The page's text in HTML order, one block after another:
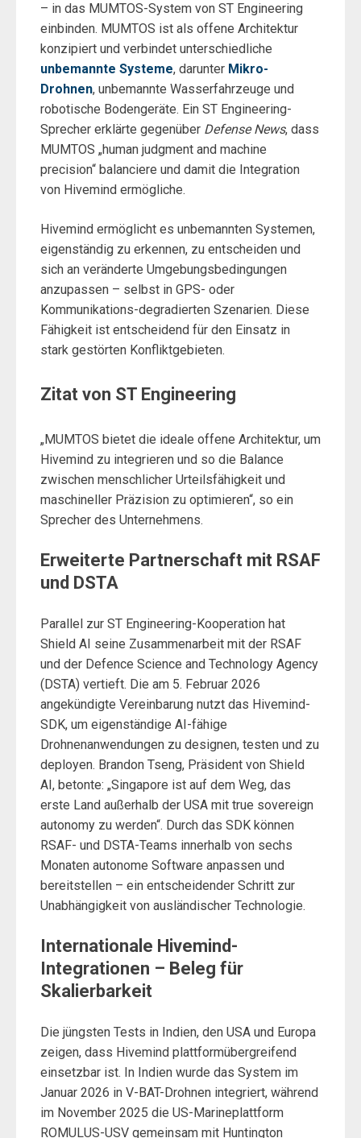
– in das MUMTOS-System von ST Engineering
einbinden. MUMTOS ist als offene Architektur
konzipiert und verbindet unterschiedliche
unbemannte Systeme, darunter Mikro-
Drohnen, unbemannte Wasserfahrzeuge und
robotische Bodengeräte. Ein ST Engineering-
Sprecher erklärte gegenüber Defense News, dass
MUMTOS „human judgment and machine
precision“ balanciere und damit die Integration
von Hivemind ermögliche.
Hivemind ermöglicht es unbemannten Systemen,
eigenständig zu erkennen, zu entscheiden und
sich an veränderte Umgebungsbedingungen
anzupassen – selbst in GPS- oder
Kommunikations-degradierten Szenarien. Diese
Fähigkeit ist entscheidend für den Einsatz in
stark gestörten Konfliktgebieten.
Zitat von ST Engineering
„MUMTOS bietet die ideale offene Architektur, um
Hivemind zu integrieren und so die Balance
zwischen menschlicher Urteilsfähigkeit und
maschineller Präzision zu optimieren“, so ein
Sprecher des Unternehmens.
Erweiterte Partnerschaft mit RSAF
und DSTA
Parallel zur ST Engineering-Kooperation hat
Shield AI seine Zusammenarbeit mit der RSAF
und der Defence Science and Technology Agency
(DSTA) vertieft. Die am 5. Februar 2026
angekündigte Vereinbarung nutzt das Hivemind-
SDK, um eigenständige AI-fähige
Drohnenanwendungen zu designen, testen und zu
deployen. Brandon Tseng, Präsident von Shield
AI, betonte: „Singapore ist auf dem Weg, das
erste Land außerhalb der USA mit true sovereign
autonomy zu werden“. Durch das SDK können
RSAF- und DSTA-Teams innerhalb von sechs
Monaten autonome Software anpassen und
bereitstellen – ein entscheidender Schritt zur
Unabhängigkeit von ausländischer Technologie.
Internationale Hivemind-
Integrationen – Beleg für
Skalierbarkeit
Die jüngsten Tests in Indien, den USA und Europa
zeigen, dass Hivemind plattformübergreifend
einsetzbar ist. In Indien wurde das System im
Januar 2026 in V-BAT-Drohnen integriert, während
im November 2025 die US-Marineplattform
ROMULUS-USV gemeinsam mit Huntington